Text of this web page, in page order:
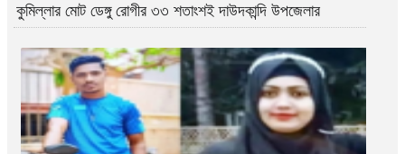
কুমিল্লার মোট ডেঙ্গু রোগীর ৩৩ শতাংশই দাউদকান্দি উপজেলার